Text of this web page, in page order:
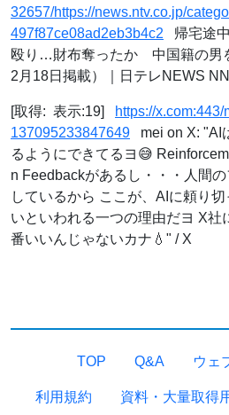
32657/https://news.ntv.co.jp/
497f87ce08ad2eb3b4c2 帰宅途
殴り…財布奪ったか 中国籍の男
2月18日掲載）｜日テレNEWS
[取得: 表示:19]
https://
137095233847649 mei on X: "AI
るようにできてるヨ😅
n Feedbackがあるし・・・人間
しているから ここが、AIに頼り
いといわれる一つの理由だヨ X社
番いいんじゃないカナ💧" / X
TOP Q&A ウェ
利用規約 資料・大量取得